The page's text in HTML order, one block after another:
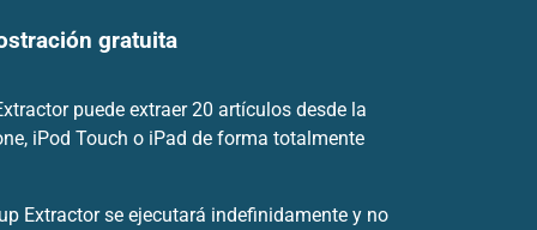
gratuita
puede extraer 20 artículos desde la
iPod Touch o iPad de forma totalmente
Extractor se ejecutará indefinidamente y no